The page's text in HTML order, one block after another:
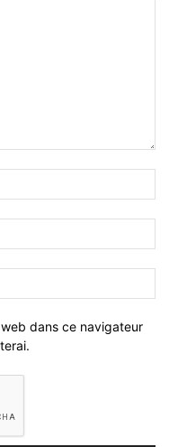
dans ce navigateur